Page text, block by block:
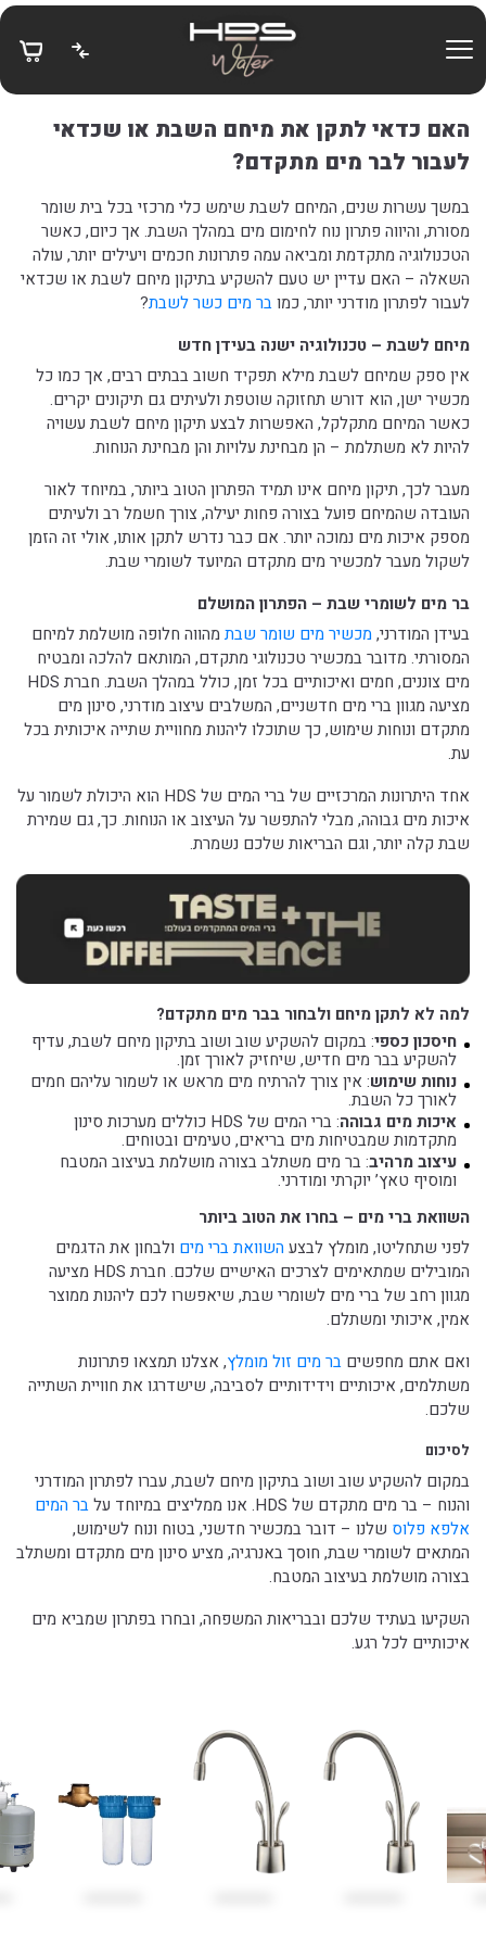
Skip to Content
האם כדאי לתקן את מיחם השבת או שכדאי
לעבור לבר מים מתקדם?
במשך עשרות שנים, המיחם לשבת שימש כלי מרכזי בכל בית שומר
מסורת, והיווה פתרון נוח לחימום מים במהלך השבת. אך כיום, כאשר
הטכנולוגיה מתקדמת ומביאה עמה פתרונות חכמים ויעילים יותר, עולה
השאלה – האם עדיין יש טעם להשקיע בתיקון מיחם לשבת או שכדאי
לעבור לפתרון מודרני יותר, כמובר מים כשר לשבת?
מיחם לשבת – טכנולוגיה ישנה בעידן חדש
אין ספק שמיחם לשבת מילא תפקיד חשוב בבתים רבים, אך כמו כל
מכשיר ישן, הוא דורש תחזוקה שוטפת ולעיתים גם תיקונים יקרים.
כאשר המיחם מתקלקל, האפשרות לבצע תיקון מיחם לשבת עשויה
להיות לא משתלמת – הן מבחינת עלויות והן מבחינת הנוחות.
מעבר לכך, תיקון מיחם אינו תמיד הפתרון הטוב ביותר, במיוחד לאור
העובדה שהמיחם פועל בצורה פחות יעילה, צורך חשמל רב ולעיתים
מספק איכות מים נמוכה יותר. אם כבר נדרש לתקן אותו, אולי זה הזמן
לשקול מעבר למכשיר מים מתקדם המיועד לשומרי שבת.
בר מים לשומרי שבת – הפתרון המושלם
בעידן המודרני,מכשיר מים שומר שבת מהווה חלופה מושלמת למיחם
המסורתי. מדובר במכשיר טכנולוגי מתקדם, המותאם להלכה ומבטיח
מים צוננים, חמים ואיכותיים בכל זמן, כולל במהלך השבת. חברת HDS
מציעה מגוון ברי מים חדשניים, המשלבים עיצוב מודרני, סינון מים
מתקדם ונוחות שימוש, כך שתוכלו ליהנות מחוויית שתייה איכותית בכל
עת.
אחד היתרונות המרכזיים של ברי המים של HDS הוא היכולת לשמור על
איכות מים גבוהה, מבלי להתפשר על העיצוב או הנוחות. כך, גם שמירת
שבת קלה יותר, וגם הבריאות שלכם נשמרת.
למה לא לתקן מיחם ולבחור בבר מים מתקדם?
חיסכון כספי: במקום להשקיע שוב ושוב בתיקון מיחם לשבת, עדיף
להשקיע בבר מים חדיש, שיחזיק לאורך זמן.
נוחות שימוש: אין צורך להרתיח מים מראש או לשמור עליהם חמים
לאורך כל השבת.
איכות מים גבוהה
: ברי המים של HDS כוללים מערכות סינון
מתקדמות שמבטיחות מים בריאים, טעימים ובטוחים.
עיצוב מרהיב: בר מים משתלב בצורה מושלמת בעיצוב המטבח
ומוסיף טאץ’ יוקרתי ומודרני.
השוואת ברי מים – בחרו את הטוב ביותר
לפני שתחליטו, מומלץ לבצע השוואת ברי מים ולבחון את הדגמים
המובילים שמתאימים לצרכים האישיים שלכם. חברת HDS מציעה
מגוון רחב של ברי מים לשומרי שבת, שיאפשרו לכם ליהנות ממוצר
אמין, איכותי ומשתלם.
ואם אתם מחפשים בר מים זול מומלץ, אצלנו תמצאו פתרונות
משתלמים, איכותיים וידידותיים לסביבה, שישדרגו את חוויית השתייה
שלכם.
לסיכום
במקום להשקיע שוב ושוב בתיקון מיחם לשבת, עברו לפתרון המודרני
והנוח – בר מים מתקדם של HDS. אנו ממליצים במיוחד על
בר המים
אלפא פלוס שלנו – דובר במכשיר חדשני, בטוח ונוח לשימוש,
המתאים לשומרי שבת, חוסך באנרגיה, מציע סינון מים מתקדם ומשתלב
בצורה מושלמת בעיצוב המטבח.
השקיעו בעתיד שלכם ובבריאות המשפחה, ובחרו בפתרון שמביא מים
איכותיים לכל רגע.
4,900
1,470 899
בחזרה למעלה